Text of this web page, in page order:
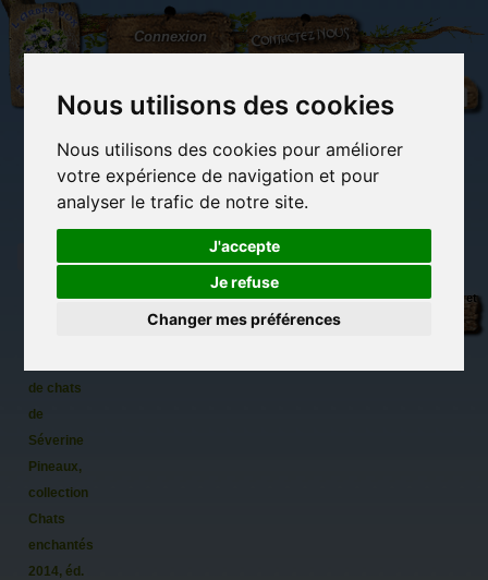
Nous utilisons des cookies
Nous utilisons des cookies pour améliorer
votre expérience de navigation et pour
analyser le trafic de notre site.
J'accepte
Je refuse
Changer mes préférences
L'Arbre
aux
100.000
Connexion Contactez-nous
(vide)
Librairie des
Carterie
originale
Activités
détente et jeux
Objets déco et
de chats
de
Séverine
Pineaux,
collection
Chats
enchantés
2014, éd.